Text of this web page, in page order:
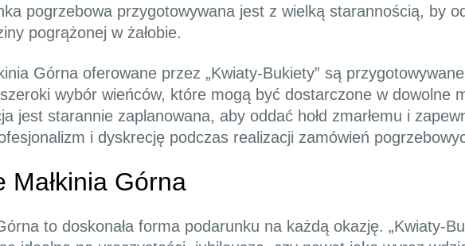
pogrzebowa przygotowywana jest z wielką starannością, by
pogrążonej w żałobie.
Górna oferowane przez „Kwiaty-Bukiety” są
wybór wieńców, które mogą być dostarczone w dowolne
jest starannie zaplanowana, aby oddać hołd zmarłemu i
i dyskrecję podczas realizacji zamówień
Małkinia Górna
to doskonała forma podarunku na każdą okazję. „Kwiaty-